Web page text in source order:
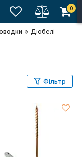
0
Дюбелі
Фільтр